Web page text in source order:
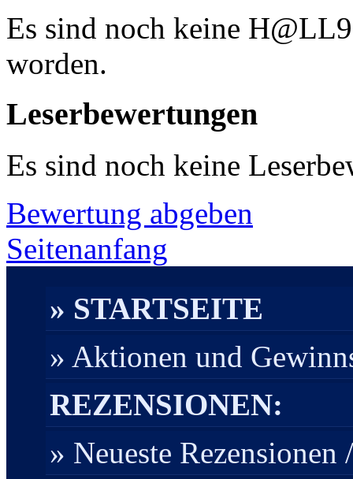
Es sind noch keine
worden.
Leserbewertungen
Es sind noch keine
Bewertung abgeben
Seitenanfang
» STARTSEITE
» Aktionen und
REZENSIONEN:
» Neueste Rezensionen